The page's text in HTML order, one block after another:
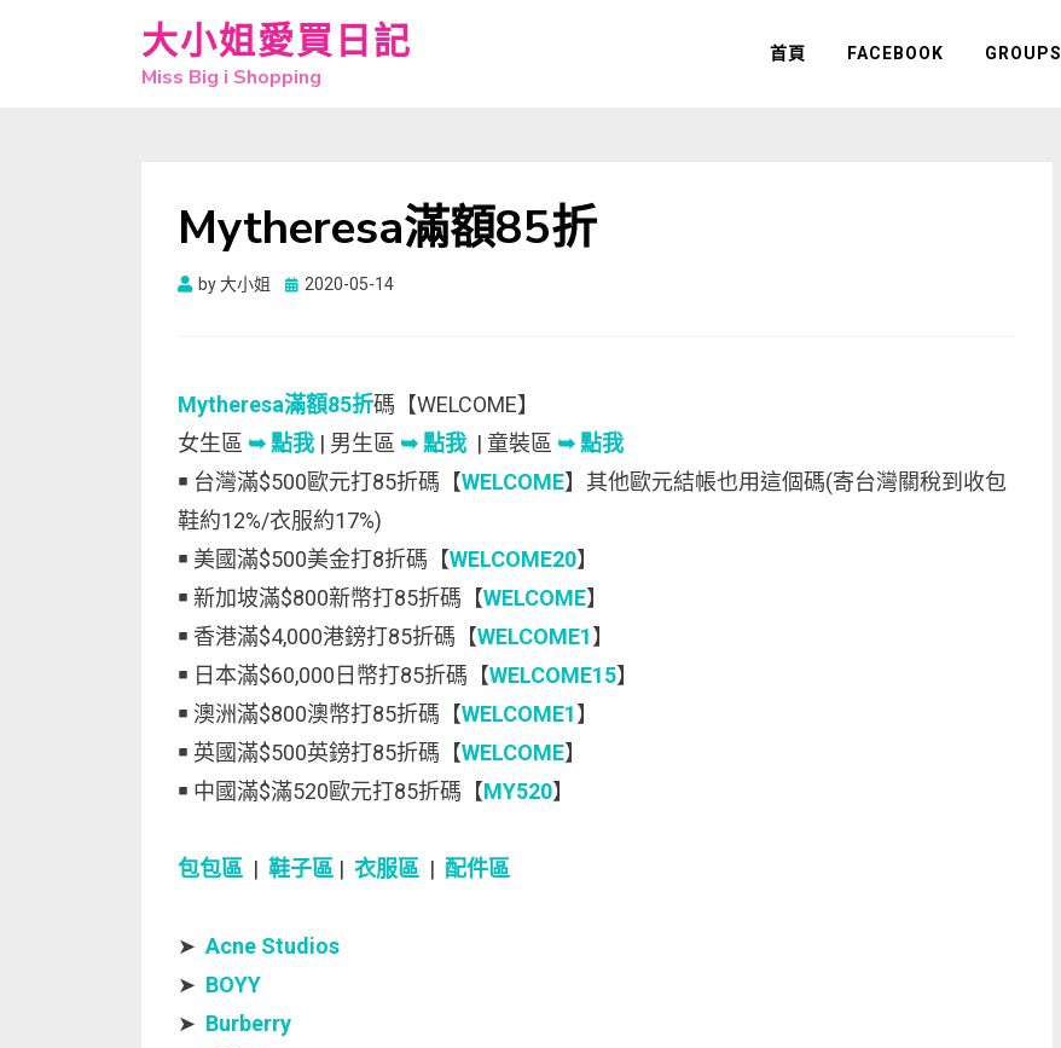
大小姐愛買日記
Miss Big i Shopping
首頁 FACEBOOK GROUPS
Mytheresa滿額85折
by大小姐
Posted
2020-05-14
Mytheresa滿額85折碼【WELCOME】
女生區 ➥ 點我 | 男生區 ➥ 點我 | 童裝區 ➥ 點我
￭ 台灣滿$500歐元打85折碼【WELCOME】其他歐元結帳也用這個碼(寄台灣關稅到收包
鞋約12%/衣服約17%)
￭ 美國滿$500美金打8折碼【WELCOME20】
￭ 新加坡滿$800新幣打85折碼【WELCOME】
￭ 香港滿$4,000港鎊打85折碼【WELCOME1】
￭ 日本滿$60,000日幣打85折碼【WELCOME15】
￭ 澳洲滿$800澳幣打85折碼【WELCOME1】
￭ 英國滿$500英鎊打85折碼【WELCOME】
￭ 中國滿$滿520歐元打85折碼【MY520】
包包區 | 鞋子區 | 衣服區 | 配件區
➤ Acne Studios
➤ BOYY
➤ Burberry